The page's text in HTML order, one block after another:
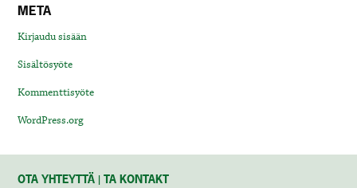
META
Kirjaudu sisään
Sisältösyöte
Kommenttisyöte
WordPress.org
OTA YHTEYTTÄ | TA KONTAKT